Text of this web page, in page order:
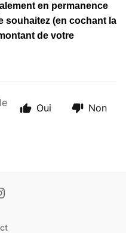
en permanence
souhaitez (en cochant la
de votre
Oui Non